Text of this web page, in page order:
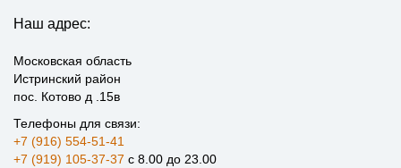
Наш адрес:
Московская область
Истринский район
пос. Котово д .15в
Телефоны для связи:
+7 (916) 554-51-41
+7 (919) 105-37-37 с 8.00 до 23.00